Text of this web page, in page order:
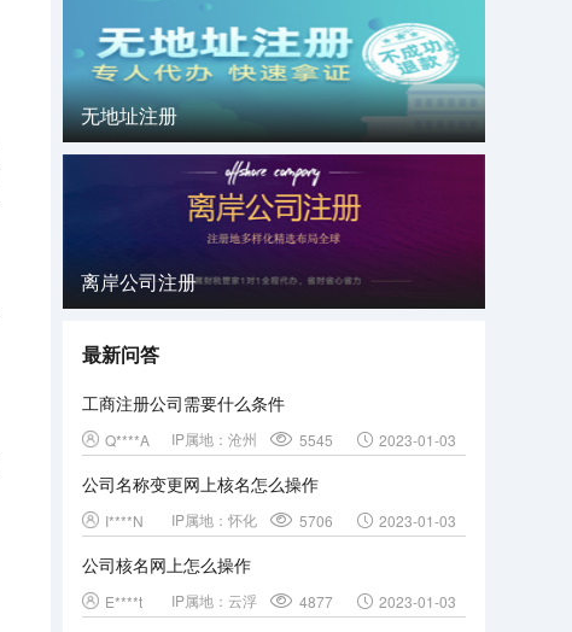
无地址注册
离岸公司注册
最新问答
工商注册公司需要什么条件
Q****A IP属地： 沧州 5545 2023-01-03
公司名称变更网上核名怎么操作
I****N IP属地： 怀化 5706 2023-01-03
公司核名网上怎么操作
E****t IP属地： 云浮 4877 2023-01-03